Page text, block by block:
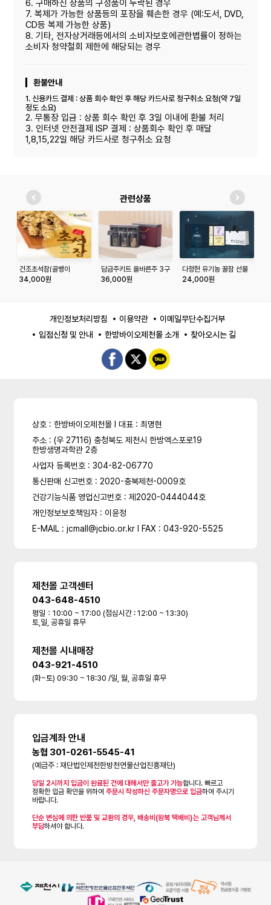
6. 구매하신 상품의 구성품이 누락된 경우
7. 복제가 가능한 상품등의 포장을 훼손한 경우 (예:도서, DVD,
CD등 복제 가능한 상품)
8. 기타, 전자상거래등에서의 소비자보호에관한볍률이 정하는
소비자 청약철회 제한에 해당되는 경우
환불안내
1. 신용카드 결제 : 상품 회수 확인 후 해당 카드사로 청구취소 요청(약 7일
정도 소요)
2. 무통장 입금 : 상품 회수 확인 후 3일 이내에 환불 처리
3. 인터넷 안전결제 ISP 결제 : 상품회수 확인 후 매달
1,8,15,22일 해당 카드사로 청구취소 요청
관련상품
건조초석잠(골뱅이
형)300g
34,000원
담금주키트 올바른주 3구
세트 (500ml*3구)
36,000원
다정헌 유기농 꿀잠 선물
세트
24,000원
개인정보처리방침 이용약관
이메일무단수집거부
입점신청 및 안내
한방바이오제천몰 소개 찾아오시는 길
상호 : 한방바이오제천몰 l 대표 : 최명현
주소 : (우 27116) 충청북도 제천시 한방엑스포로19
한방생명과학관 2층
사업자 등록번호 : 304-82-06770
통신판매 신고번호 : 2020-충북제천-0009호
건강기능식품 영업신고번호 : 제2020-0444044호
개인정보보호책임자 : 이윤정
E-MAIL : jcmall@jcbio.or.kr l FAX : 043-920-5525
제천몰 고객센터
043-648-4510
평일：10:00 ~ 17:00 (점심시간 : 12:00 ~ 13:30)
토,일, 공휴일 휴무
제천몰 시내매장
043-921-4510
(화~토) 09:30 ~ 18:30 /일, 월, 공휴일 휴무
입금계좌 안내
농협 301-0261-5545-41
(예금주 : 재단법인제천한방천연물산업진흥재단)
당일 2시까지 입금이 완료된 건에 대해서만 출고가 가능합니다. 빠르고
정확한 입금 확인을 위하여주문시 작성하신 주문자명으로 입금하여 주시기
바랍니다.
단순 변심에 의한 반품 및 교환의 경우, 배송비(왕복 택배비)는 고객님께서
부담하셔야 합니다.